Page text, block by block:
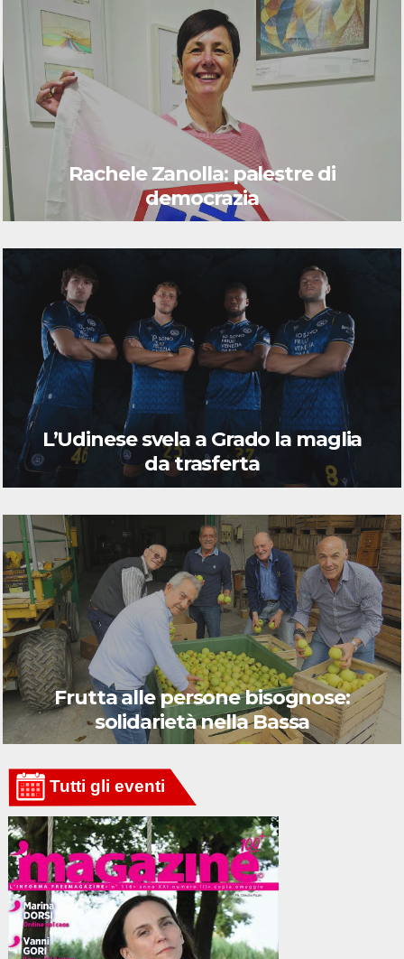
Rachele Zanolla: palestre di
democrazia
L’Udinese svela a Grado la maglia
da trasferta
Frutta alle persone bisognose:
solidarietà nella Bassa